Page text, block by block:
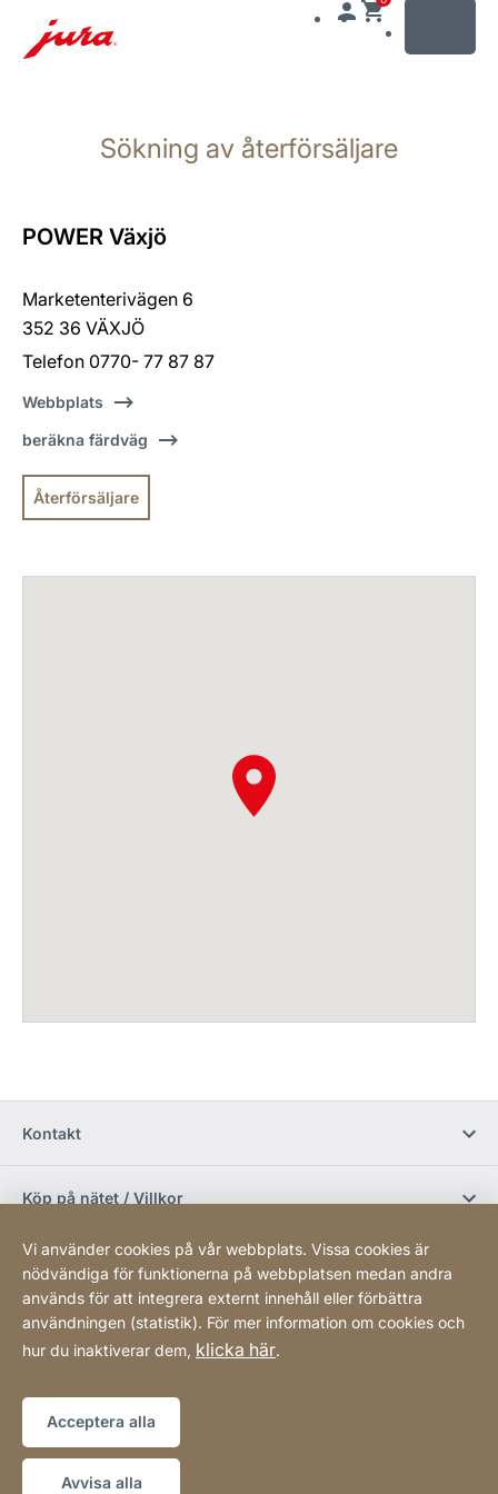
sökning
Sökning av återförsäljare
POWER Växjö
Marketenterivägen 6
352 36 VÄXJÖ
Telefon 0770- 77 87 87
Webbplats
beräkna färdväg
Återförsäljare
Kontakt
Köp på nätet / Villkor
Newsletter
Webbplats
[Website
information]
Sitemap
Vi använder cookies på vår webbplats. Vissa cookies är
nödvändiga för funktionerna på webbplatsen medan andra
används för att integrera externt innehåll eller förbättra
användningen (statistik). För mer information om cookies och
hur du inaktiverar dem, klicka här.
Acceptera alla
Avvisa alla